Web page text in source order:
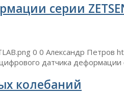
серии
0 0 Александр Петров
датчика деформации
колебаний